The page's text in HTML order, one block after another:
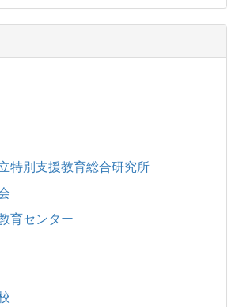
特別支援教育総合研究所
育センター